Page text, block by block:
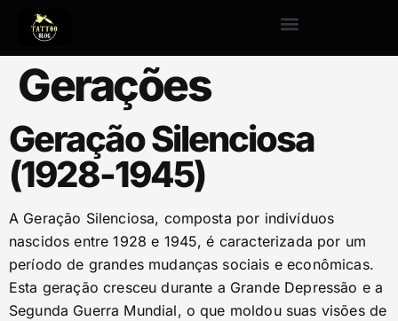
Gerações
Geração Silenciosa
(1928-1945)
A Geração Silenciosa, composta por indivíduos
nascidos entre 1928 e 1945, é caracterizada por um
período de grandes mudanças sociais e econômicas.
Esta geração cresceu durante a Grande Depressão e a
Segunda Guerra Mundial, o que moldou suas visões de